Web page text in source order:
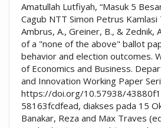
Amatullah Lutfiyah, “Masuk 5
Cagub NTT Simon Petrus
Ambrus, A., Greiner, B., & Zednik,
of a "none of the above" ballot
behavior and election outcomes.
of Economics and Business.
and Innovation Working Paper
https://doi.org/10.57938/
58163fcdfead, diakses pada 15
Banakar, Reza and Max Traves